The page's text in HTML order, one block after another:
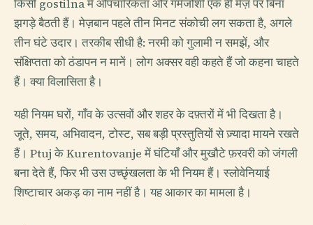
किसी gostilna में औपचारिकता और गर्मजोशी एक ही मेज़ पर बिना
झगड़े बैठती हैं। मेज़बान पहले तीन मिनट संकोची लग सकता है, अगले
तीन घंटे उदार। तरकीब सीधी है: नरमी को गुलामी न समझें, और
संक्षिप्तता को ठंडापन न मानें। लोग अक्सर वही कहते हैं जो कहना चाहते
हैं। क्या विलासिता है।
यही नियम घरों, गाँव के उत्सवों और शहर के दफ़्तरों में भी दिखता है।
जूते, समय, अभिवादन, टोस्ट, सब बड़ी प्रस्तुतियों से ज़्यादा मायने रखते
हैं। Ptuj के Kurentovanje में घंटियाँ और मुखौटे फ़रवरी को जंगली
बना देते हैं, फिर भी उस उच्छृंखलता के भी नियम हैं। स्लोवेनियाई
शिष्टाचार अकड़ का नाम नहीं है। यह आकार का मामला है।